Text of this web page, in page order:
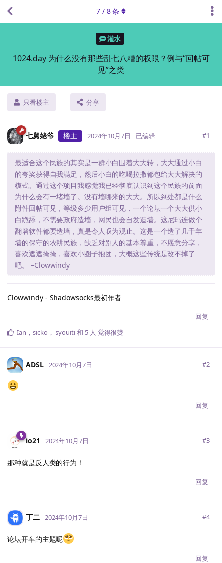
灌水
1024.day 为什么没有那些乱七八糟的权限？例与“回帖可
见”之类
只看楼主 分享
7 / 8 条
七舅姥爷 楼主 2024年10月7日 已编辑 #1
最适合这个民族的其实是一群小白围着大大转，大大通过小白
的夸奖获得自我满足，然后小白的吃喝拉撒都包给大大解决的
模式。通过这个项目我感觉我已经彻底认识到这个民族的前面
为什么会有一堵墙了。没有墙哪来的大大。所以到处都是什么
附件回帖可见，等级多少用户组可见，一个论坛一个大大供小
白跪舔，不需要政府造墙，网民也会自发造墙。这尼玛连做个
翻墙软件都要造墙，真是令人叹为观止。这是一个造了几千年
墙的保守的农耕民族，缺乏对别人的基本尊重，不愿意分享，
喜欢遮遮掩掩，喜欢小圈子抱团，大概这些传统是改不掉了
吧。 –Clowwindy
Clowwindy - Shadowsocks最初作者
回复
Ian ， sicko ， syouiti和 5 人 觉得很赞
ADSL 2024年10月7日 #2
回复
io21 2024年10月7日 #3
那种就是反人类的行为！
回复
丁二 2024年10月7日 #4
论坛开车的主题呢
回复